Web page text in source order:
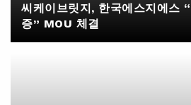
씨케이브릿지, 한국에스지에스
증” MOU 체결